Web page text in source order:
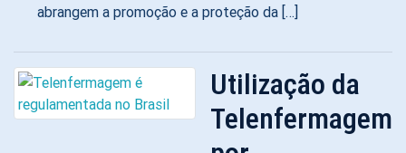
abrangem a promoção e a proteção da […]
Utilização da
Telenfermagem